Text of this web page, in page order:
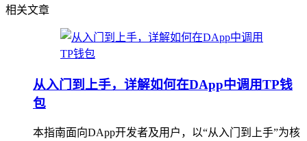
相关文章
从入门到上手，详解如何在DApp中调用TP钱
包
本指南面向DApp开发者及用户，以“从入门到上手”为核